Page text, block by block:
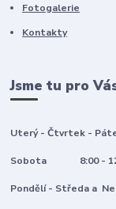
Fotogalerie
Kontakty
Jsme tu pro
Uterý - Čtvrtek -
Sobota 8:00 -
Pondělí - Středa a